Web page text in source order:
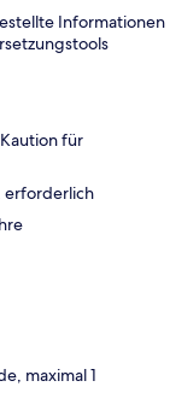
Informationen
für
erforderlich
maximal 1